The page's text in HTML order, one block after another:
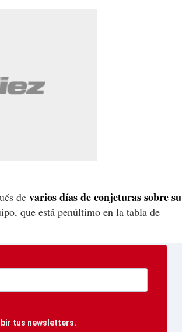
de varios días de conjeturas sobre su
que está penúltimo en la tabla de
tus newsletters.